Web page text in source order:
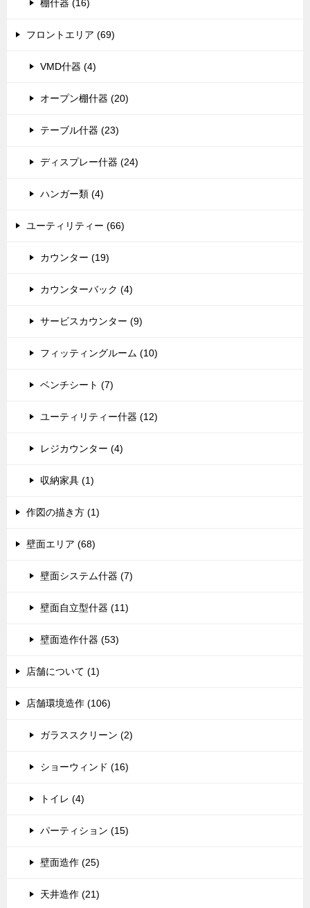
棚什器 (16)
フロントエリア (69)
VMD什器 (4)
オープン棚什器 (20)
テーブル什器 (23)
ディスプレー什器 (24)
ハンガー類 (4)
ユーティリティー (66)
カウンター (19)
カウンターバック (4)
サービスカウンター (9)
フィッティングルーム (10)
ベンチシート (7)
ユーティリティー什器 (12)
レジカウンター (4)
収納家具 (1)
作図の描き方 (1)
壁面エリア (68)
壁面システム什器 (7)
壁面自立型什器 (11)
壁面造作什器 (53)
店舗について (1)
店舗環境造作 (106)
ガラススクリーン (2)
ショーウィンド (16)
トイレ (4)
パーティション (15)
壁面造作 (25)
天井造作 (21)